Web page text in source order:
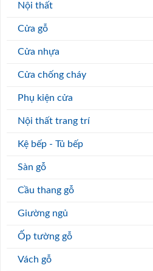
Nội thất
Cửa gỗ
Cửa nhựa
Cửa chống cháy
Phụ kiện cửa
Nội thất trang trí
Kệ bếp - Tủ bếp
Sàn gỗ
Cầu thang gỗ
Giường ngủ
Ốp tường gỗ
Vách gỗ